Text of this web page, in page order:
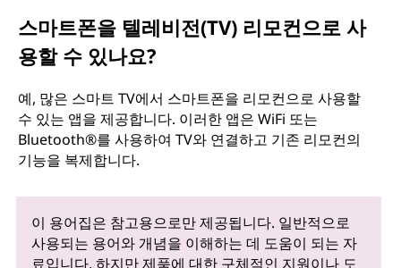
스마트폰을 텔레비전(TV) 리모컨으로 사
용할 수 있나요?
예, 많은 스마트 TV에서 스마트폰을 리모컨으로 사용할
수 있는 앱을 제공합니다. 이러한 앱은 WiFi 또는
Bluetooth®를 사용하여 TV와 연결하고 기존 리모컨의
기능을 복제합니다.
이 용어집은 참고용으로만 제공됩니다. 일반적으로
사용되는 용어와 개념을 이해하는 데 도움이 되는 자
료입니다. 하지만 제품에 대한 구체적인 지원이나 도